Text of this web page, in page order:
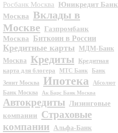
Росбанк Москва
Юникредит Банк
Москва Вклады в
Москве
Газпромбанк
Москва
Биткоин в России
Кредитные карты
МДМ-Банк
Москва Кредиты Кредитная
карта для блогера
МТС Банк
Банк
Зенит Москва Ипотека
Абсолют
Банк Москва
Ак Барс Банк Москва
Автокредиты Лизинговые
компании
Страховые
компании Альфа-Банк